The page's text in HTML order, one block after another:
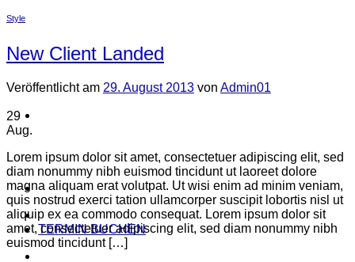
TERMIN BUCHEN
Style
New Client Landed
Veröffentlicht am 29. August 2013 von Admin01
29
Aug.
Lorem ipsum dolor sit amet, consectetuer adipiscing elit, sed
diam nonummy nibh euismod tincidunt ut laoreet dolore
magna aliquam erat volutpat. Ut wisi enim ad minim veniam,
quis nostrud exerci tation ullamcorper suscipit lobortis nisl ut
aliquip ex ea commodo consequat. Lorem ipsum dolor sit
amet, consectetuer adipiscing elit, sed diam nonummy nibh
euismod tincidunt […]